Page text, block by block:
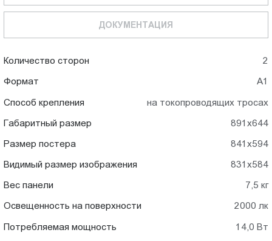
ДОКУМЕНТАЦИЯ
Количество сторон 2
Формат А1
Способ крепления на токопроводящих тросах
Габаритный размер 891x644
Размер постера 841x594
Видимый размер изображения 831x584
Вес панели 7,5 кг
Освещенность на поверхности 2000 лк
Потребляемая мощность 14,0 Вт